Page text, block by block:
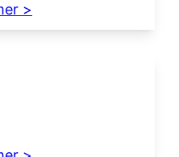
>
ATS16-